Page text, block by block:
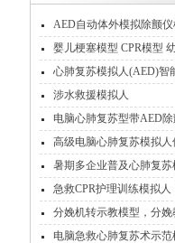
AED自动体外模拟除颤
和使用
婴儿梗塞模型 CPR模型
急救方法
心肺复苏模拟人(AED)智
系统
涉水救援模拟人
电脑心肺复苏型带AED
模拟人
高级电脑心肺复苏模拟
有可能会出现哪些故障现
暑期多企业普及心肺复苏
急救CPR护理训练模拟
理/无线版）
分娩机转示教模型，分
型
电脑急救心肺复苏术示范